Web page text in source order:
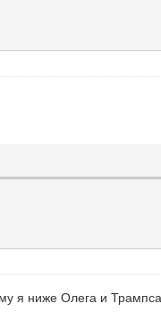
я ниже Олега и